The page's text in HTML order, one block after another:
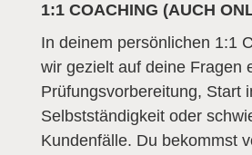
1:1 COACHING (AUCH
In deinem persönlichen 1:1
wir gezielt auf deine Fragen
Prüfungsvorbereitung, Start
Selbstständigkeit oder
Kundenfälle. Du bekommst